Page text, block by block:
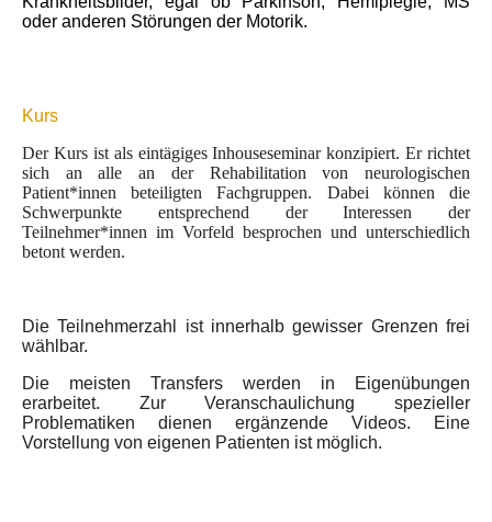
oder anderen Störungen der Motorik.
Kurs
Der Kurs ist als eintägiges Inhouseseminar konzipiert. Er richtet
sich an alle an der Rehabilitation von neurologischen
Patient*innen beteiligten Fachgruppen. Dabei können die
Schwerpunkte entsprechend der Interessen der
Teilnehmer*innen im Vorfeld besprochen und unterschiedlich
betont werden.
Die Teilnehmerzahl ist innerhalb gewisser Grenzen frei
wählbar.
Die meisten Transfers werden in Eigenübungen
erarbeitet. Zur Veranschaulichung spezieller
Problematiken dienen ergänzende Videos. Eine
Vorstellung von eigenen Patienten ist möglich.